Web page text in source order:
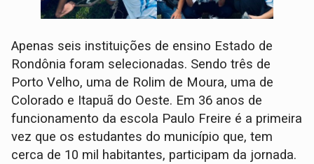
Apenas seis instituições de ensino Estado de
Rondônia foram selecionadas. Sendo três de
Porto Velho, uma de Rolim de Moura, uma de
Colorado e Itapuã do Oeste. Em 36 anos de
funcionamento da escola Paulo Freire é a primeira
vez que os estudantes do município que, tem
cerca de 10 mil habitantes, participam da jornada.